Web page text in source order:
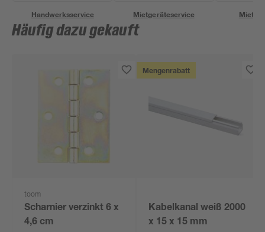
Handwerksservice Mietgeräteservice
Häufig dazu gekauft
toom
Scharnier verzinkt 6 x
4,6 cm
Mengenrabatt
Kabelkanal weiß 2000
x 15 x 15 mm